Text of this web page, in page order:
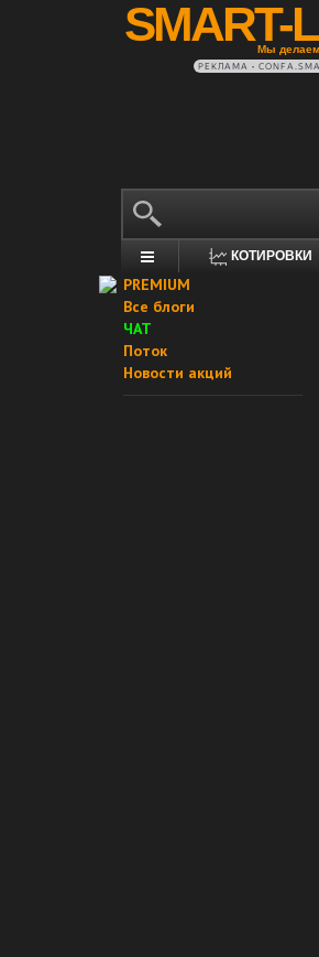
SMART-
Мы делаем
РЕКЛАМА •
КОТИРОВКИ
PREMIUM
Все блоги
ЧАТ
Поток
Новости акций